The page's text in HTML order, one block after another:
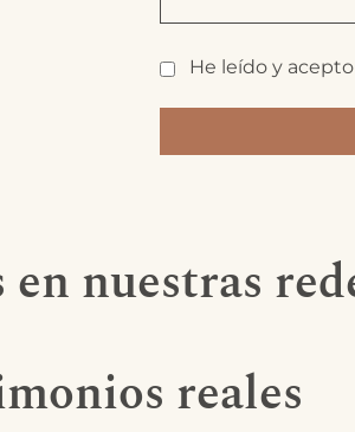
He leído y
en nuestras
reales